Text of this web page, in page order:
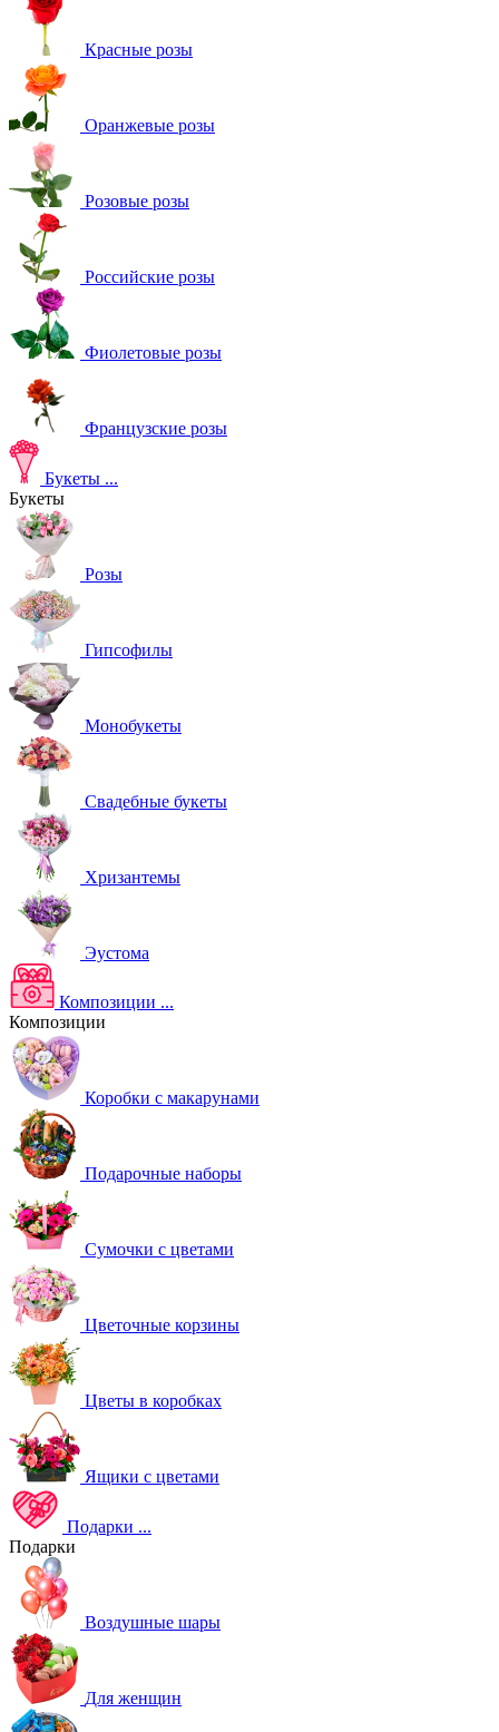
Красные розы
Оранжевые розы
Розовые розы
Российские розы
Фиолетовые розы
Французские розы
Букеты ...
Букеты
Розы
Гипсофилы
Монобукеты
Свадебные букеты
Хризантемы
Эустома
Композиции ...
Композиции
Коробки с макарунами
Подарочные наборы
Сумочки с цветами
Цветочные корзины
Цветы в коробках
Ящики с цветами
Подарки ...
Подарки
Воздушные шары
Для женщин